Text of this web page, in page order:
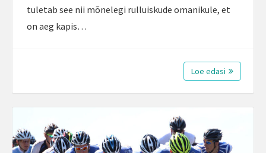
tuletab see nii mõnelegi rulluiskude omanikule, et
on aeg kapis…
Loe edasi